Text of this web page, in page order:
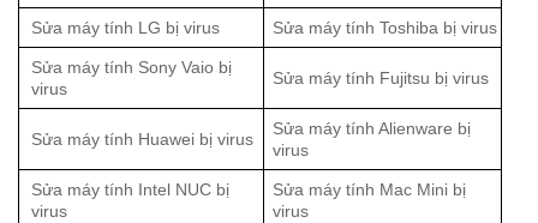
Sửa máy tính LG bị virus Sửa máy tính Toshiba bị virus
Sửa máy tính Sony Vaio bị
virus
Sửa máy tính Fujitsu bị virus
Sửa máy tính Huawei bị virus
Sửa máy tính Alienware bị
virus
Sửa máy tính Intel NUC bị
virus
Sửa máy tính Mac Mini bị
virus